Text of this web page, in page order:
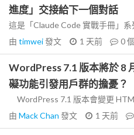
進度」交接給下一個對話
這是「Claude Code 實戰手冊」
由 timwei發文 1 天前 0
WordPress 7.1 版本將於 8
礙功能引發用戶群的擔憂？
WordPress 7.1 版本會變更
由 Mack Chan 發文 1 天前